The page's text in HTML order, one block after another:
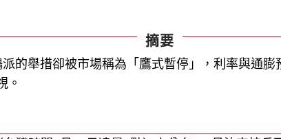
摘要
的舉措卻被市場稱為「鷹式暫停」，利率與通
。